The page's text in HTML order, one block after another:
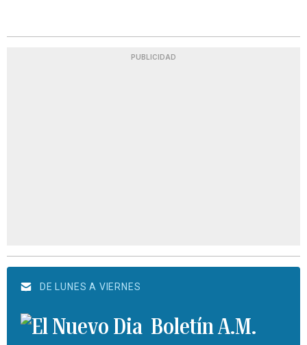
PUBLICIDAD
DE LUNES A VIERNES
Boletín A.M.